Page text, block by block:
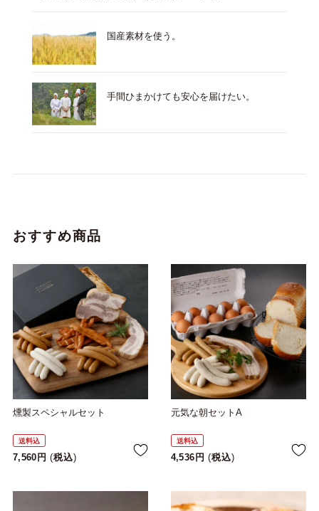
国産素材を使う。
手間ひまかけても安心を届けたい。
おすすめ商品
燻製スペシャルセット
送料込
7,560 税込
元気な朝セットA
送料込
4,536 税込